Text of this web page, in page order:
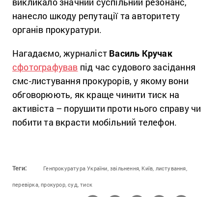
нанесло шкоду репутації та авторитету
органів прокуратури.
Нагадаємо, журналіст Василь Кручак
сфотографував під час судового засідання
смс-листування прокурорів, у якому вони
обговорюють, як краще чинити тиск на
активіста – порушити проти нього справу чи
побити та вкрасти мобільний телефон.
Теги: Генпрокуратура України, звільнення, Київ, листування,
перевірка, прокурор, суд, тиск